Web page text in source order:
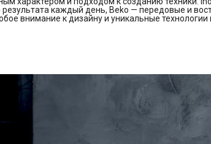
каждый день, Beko — передовые и
внимание к дизайну и уникальные